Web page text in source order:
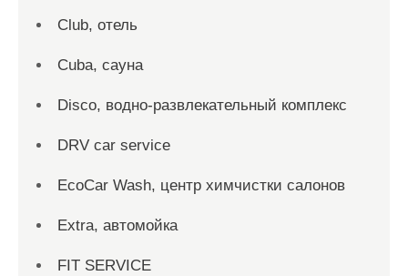
Club, отель
Cuba, сауна
Disco, водно-развлекательный комплекс
DRV car service
EcoCar Wash, центр химчистки салонов
Extra, автомойка
FIT SERVICE